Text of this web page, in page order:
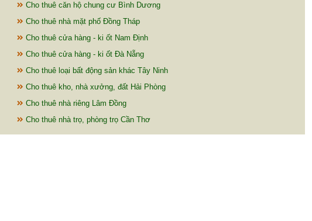
Cho thuê căn hộ chung cư Bình Dương
Cho thuê nhà mặt phố Đồng Tháp
Cho thuê cửa hàng - ki ốt Nam Định
Cho thuê cửa hàng - ki ốt Đà Nẵng
Cho thuê loại bất động sản khác Tây Ninh
Cho thuê kho, nhà xưởng, đất Hải Phòng
Cho thuê nhà riêng Lâm Đồng
Cho thuê nhà trọ, phòng trọ Cần Thơ